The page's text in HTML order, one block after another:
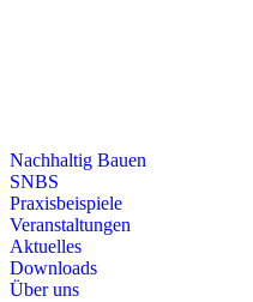
Nachhaltig Bauen
SNBS
Praxisbeispiele
Veranstaltungen
Aktuelles
Downloads
Über uns